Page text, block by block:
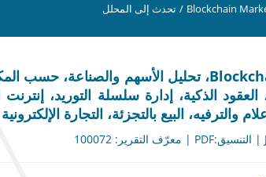
Blockchain
/ تحدث إلى المحلل
والترفيه، البيع بالتجزئة، التجارة